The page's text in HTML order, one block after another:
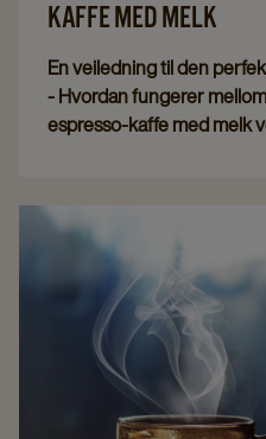
KAFFE MED MELK
En veiledning til den
- Hvordan fungerer
espresso-kaffe med melk